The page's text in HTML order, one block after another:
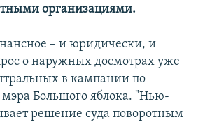
организациями.
– и юридически, и
о наружных досмотрах уже
в кампании по
Большого яблока. "Нью-
решение суда поворотным